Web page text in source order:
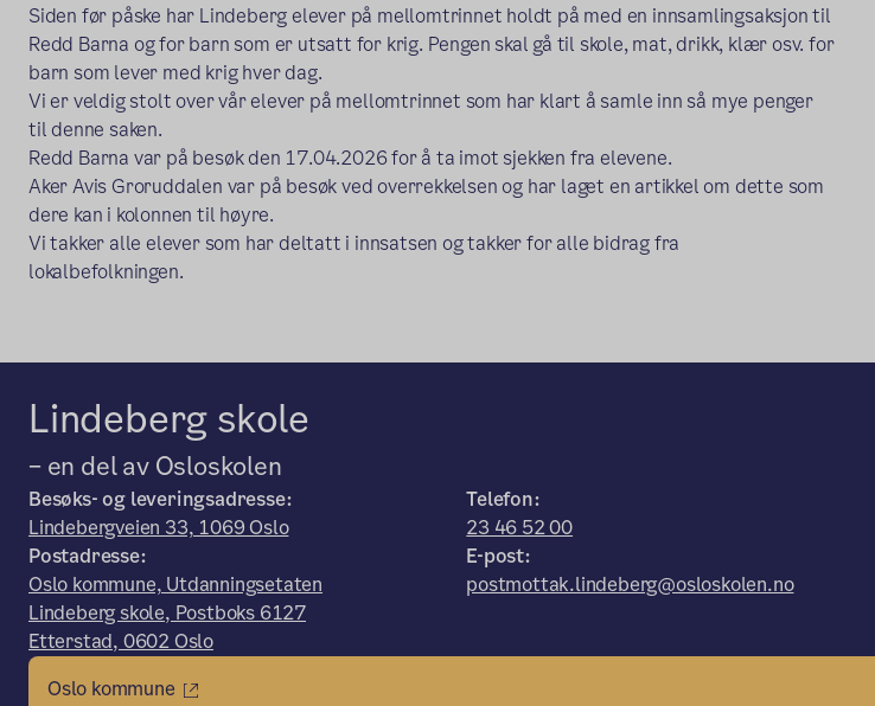
Siden før påske har Lindeberg elever på mellomtrinnet holdt på med en innsamlingsaksjon til
Redd Barna og for barn som er utsatt for krig. Pengen skal gå til skole, mat, drikk, klær osv. for
barn som lever med krig hver dag.
Vi er veldig stolt over vår elever på mellomtrinnet som har klart å samle inn så mye penger
til denne saken.
Redd Barna var på besøk den 17.04.2026 for å ta imot sjekken fra elevene.
Aker Avis Groruddalen var på besøk ved overrekkelsen og har laget en artikkel om dette som
dere kan i kolonnen til høyre.
Vi takker alle elever som har deltatt i innsatsen og takker for alle bidrag fra
lokalbefolkningen.
Lindeberg skole
– en del av Osloskolen
Besøks- og leveringsadresse:
Lindebergveien 33, 1069 Oslo
Postadresse:
Oslo kommune, Utdanningsetaten
Lindeberg skole, Postboks 6127
Etterstad, 0602 Oslo
Telefon:
23 46 52 00
E-post:
postmottak.lindeberg@osloskolen.no
Oslo kommune